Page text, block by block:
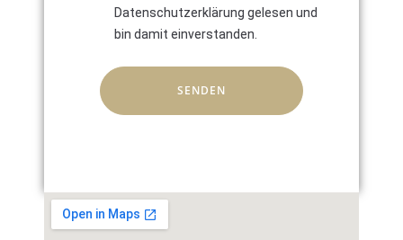
Datenschutzerklärung gelesen und
bin damit einverstanden.